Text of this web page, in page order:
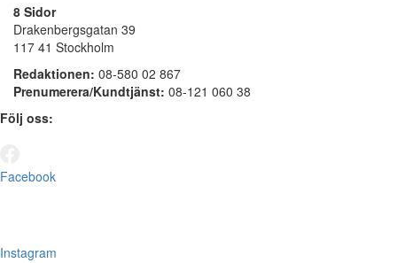
8 Sidor
Drakenbergsgatan 39
117 41 Stockholm
Redaktionen: 08-580 02 867
Prenumerera/Kundtjänst: 08-121 060 38
Följ oss:
Facebook
Instagram